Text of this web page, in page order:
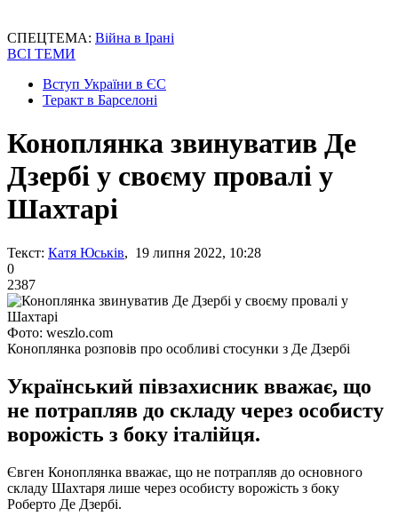
СПЕЦТЕМА: Війна в Ірані
ВСІ ТЕМИ
Вступ України в ЄС
Теракт в Барселоні
Коноплянка звинуватив Де
Дзербі у своєму провалі у
Шахтарі
Текст: Катя Юськів, 19 липня 2022, 10:28
0
2387
Фото: weszlo.com
Коноплянка розповів про особливі стосунки з Де Дзербі
Український півзахисник вважає, що
не потрапляв до складу через особисту
ворожість з боку італійця.
Євген Коноплянка вважає, що не потрапляв до основного
складу Шахтаря лише через особисту ворожість з боку
Роберто Де Дзербі.